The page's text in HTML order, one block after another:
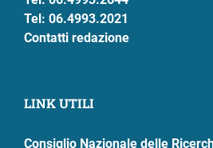
Tel: 06.4993.2021
Contatti redazione
LINK UTILI
Consiglio Nazionale delle